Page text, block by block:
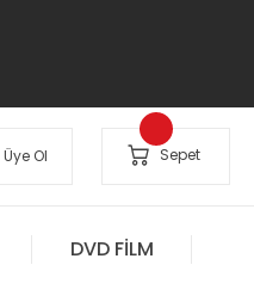
Üye Ol Sepet
DVD FİLM